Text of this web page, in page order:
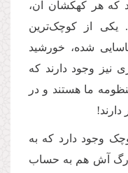
که هر کهکشان آن،
یکی از کوچک‌ترین
شده، خورشید
نیز وجود دارند که
ما هستند و در
وجود دارد که به
آش هم به حساب